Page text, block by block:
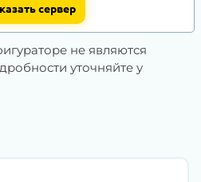
сервер
не являются
уточняйте у